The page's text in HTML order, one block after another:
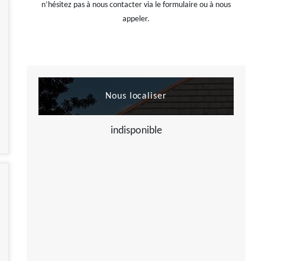
n’hésitez pas à nous contacter via le formulaire ou à nous
appeler.
Nous localiser
indisponible